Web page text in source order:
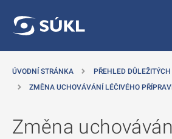
ÚVODNÍ STRÁNKA
PŘEHLED
ZMĚNA UCHOVÁVÁNÍ LÉČIVÉHO
Změna